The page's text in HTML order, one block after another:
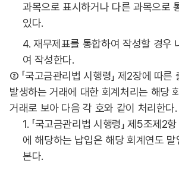
과목으로 표시하거나 다른 과목으로
있다.
4. 재무제표를 통합하여 작성할 경우
여 작성한다.
② 「국고금관리법 시행령」 제2장에 따른
발생하는 거래에 대한 회계처리는 해당
거래로 보아 다음 각 호와 같이 처리한다.
1. 「국고금관리법 시행령」 제5조제2
에 해당하는 납입은 해당 회계연도
본다.